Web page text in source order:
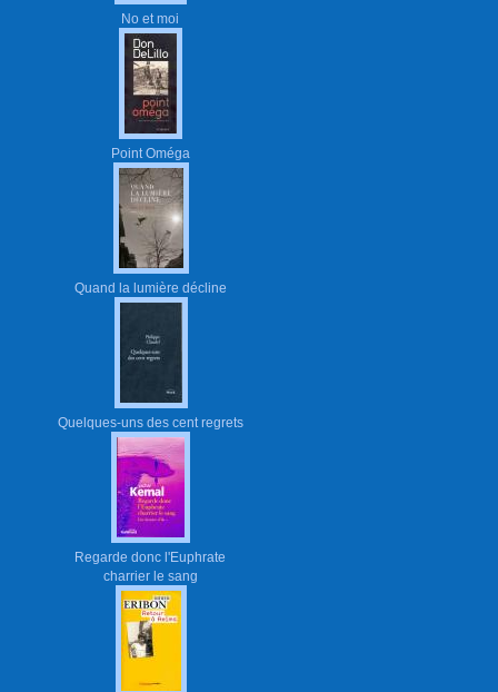
No et moi
Point Oméga
Quand la lumière décline
Quelques-uns des cent regrets
Regarde donc l'Euphrate
charrier le sang